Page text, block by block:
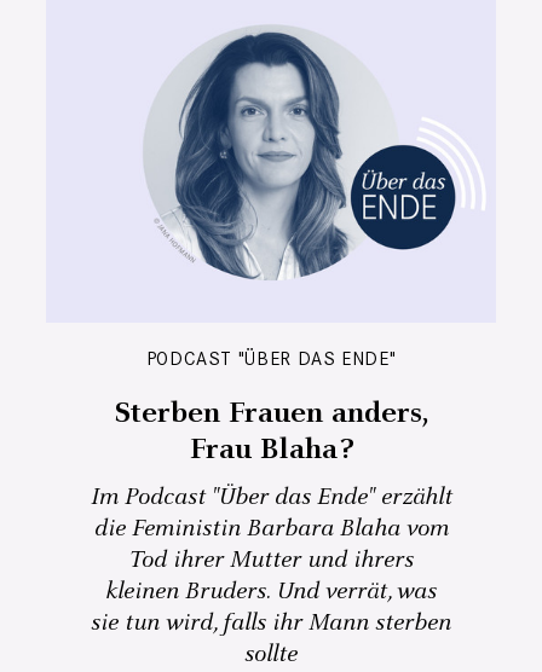
PODCAST "ÜBER DAS ENDE"
Sterben Frauen anders,
Frau Blaha?
Im Podcast "Über das Ende" erzählt
die Feministin Barbara Blaha vom
Tod ihrer Mutter und ihrers
kleinen Bruders. Und verrät, was
sie tun wird, falls ihr Mann sterben
sollte